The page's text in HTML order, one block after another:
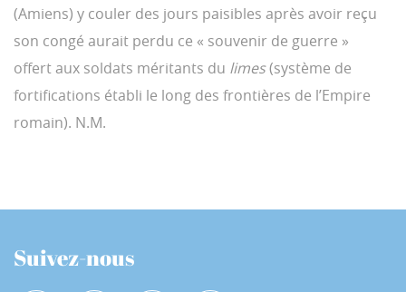
(Amiens) y couler des jours paisibles après avoir reçu
son congé aurait perdu ce « souvenir de guerre »
offert aux soldats méritants du limes(système de
fortifications établi le long des frontières de l’Empire
romain). N.M.
Suivez-nous